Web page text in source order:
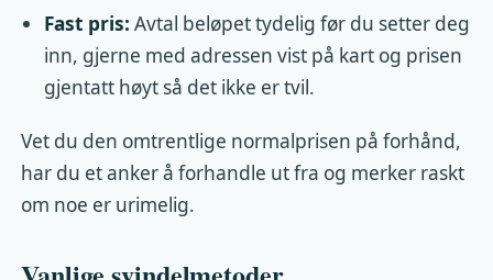
Fast pris: Avtal beløpet tydelig før du setter deg
inn, gjerne med adressen vist på kart og prisen
gjentatt høyt så det ikke er tvil.
Vet du den omtrentlige normalprisen på forhånd,
har du et anker å forhandle ut fra og merker raskt
om noe er urimelig.